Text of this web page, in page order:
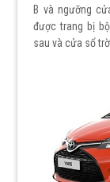
B và ngưỡng
được trang bị
sau và cửa sổ